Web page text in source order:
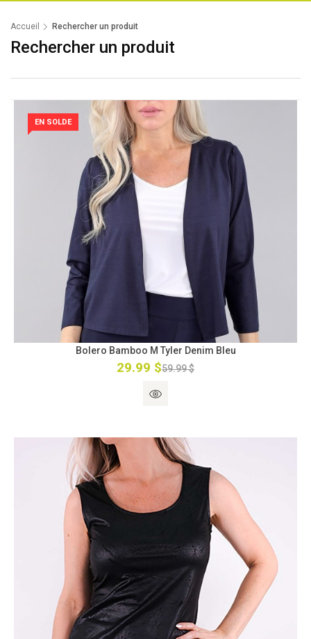
Accueil Rechercher un produit
Rechercher un produit
EN SOLDE
Bolero Bamboo M Tyler Denim Bleu
29.99 $59.99 $